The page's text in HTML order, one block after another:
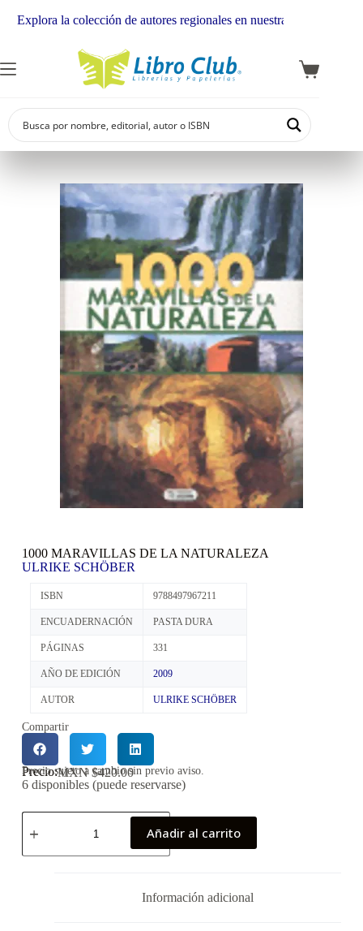
la colección de autores regionales en nuestra librería
1000 MARAVILLAS DE LA NATURALEZA
ULRIKE SCHÖBER
ISBN 9788497967211
ENCUADERNACIÓN PASTA DURA
PÁGINAS 331
AÑO DE EDICIÓN 2009
AUTOR ULRIKE SCHÖBER
Compartir
Precio:MXN $420.00
Precio sujeto a cambio sin previo aviso.
6 disponibles (puede reservarse)
Añadir al carrito
Información adicional